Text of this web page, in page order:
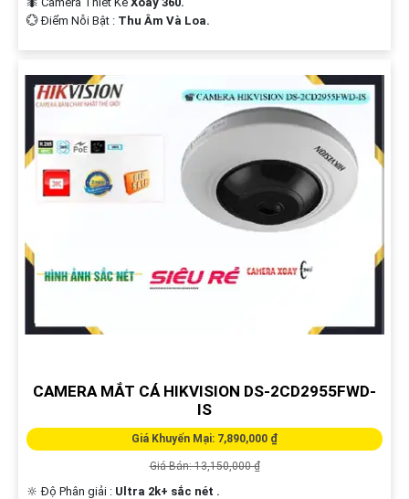
️💮 Điểm Nỗi Bật : Thu Âm Và Loa.
CAMERA MẮT CÁ HIKVISION DS-2CD2955FWD-
IS
Giá Khuyến Mại: 7,890,000 ₫
Giá Bán: 13,150,000 ₫
🔆 Độ Phân giải : Ultra 2k+ sắc nét .